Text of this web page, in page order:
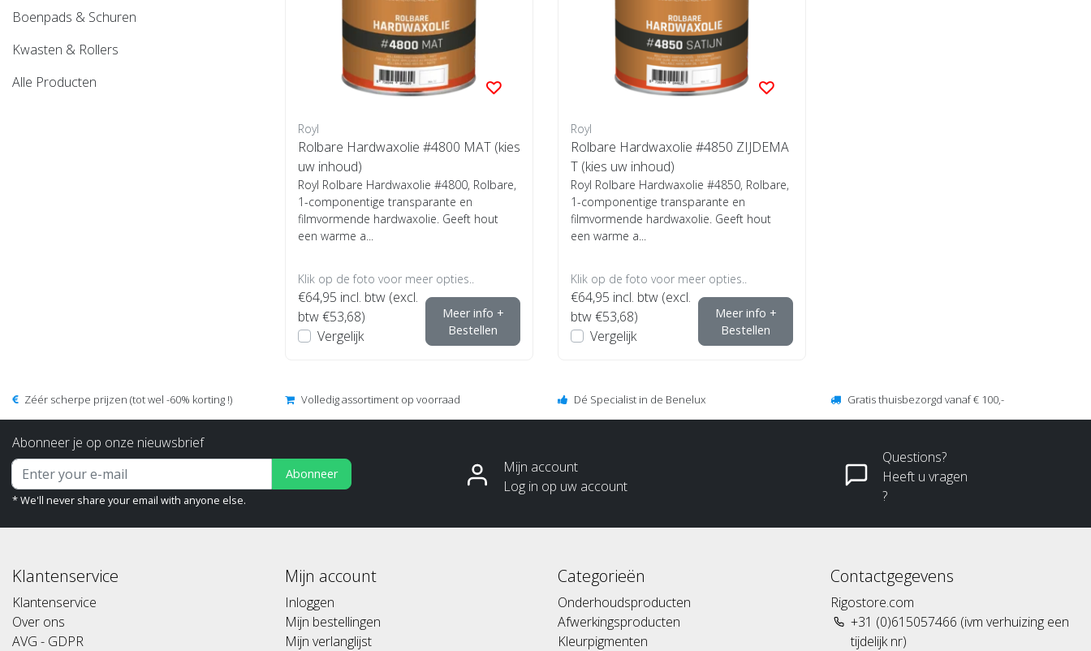
Boenpads & Schuren
Kwasten & Rollers
Alle Producten
Royl
Rolbare Hardwaxolie #4800 MAT (kies
uw inhoud)
Royl Rolbare Hardwaxolie #4800, Rolbare,
1-componentige transparante en
filmvormende hardwaxolie. Geeft hout
een warme a...
Klik op de foto voor meer opties..
€64,95 incl. btw (excl.
btw €53,68)
Vergelijk
Meer info +
Bestellen
Royl
Rolbare Hardwaxolie #4850 ZIJDEMA
T (kies uw inhoud)
Royl Rolbare Hardwaxolie #4850, Rolbare,
1-componentige transparante en
filmvormende hardwaxolie. Geeft hout
een warme a...
Klik op de foto voor meer opties..
€64,95 incl. btw (excl.
btw €53,68)
Vergelijk
Meer info +
Bestellen
Zéér scherpe prijzen (tot wel -60% korting !) Volledig assortiment op voorraad Dé Specialist in de Benelux Gratis thuisbezorgd vanaf € 100,-
Abonneer je op onze nieuwsbrief
Abonneer
* We'll never share your email with anyone else.
Mijn account
Log in op uw account
Questions?
Heeft u vragen
?
Klantenservice
Klantenservice
Over ons
AVG - GDPR
Mijn account
Inloggen
Mijn bestellingen
Mijn verlanglijst
Categorieën
Onderhoudsproducten
Afwerkingsproducten
Kleurpigmenten
Contactgegevens
Rigostore.com
+31 (0)615057466 (ivm verhuizing een
tijdelijk nr)